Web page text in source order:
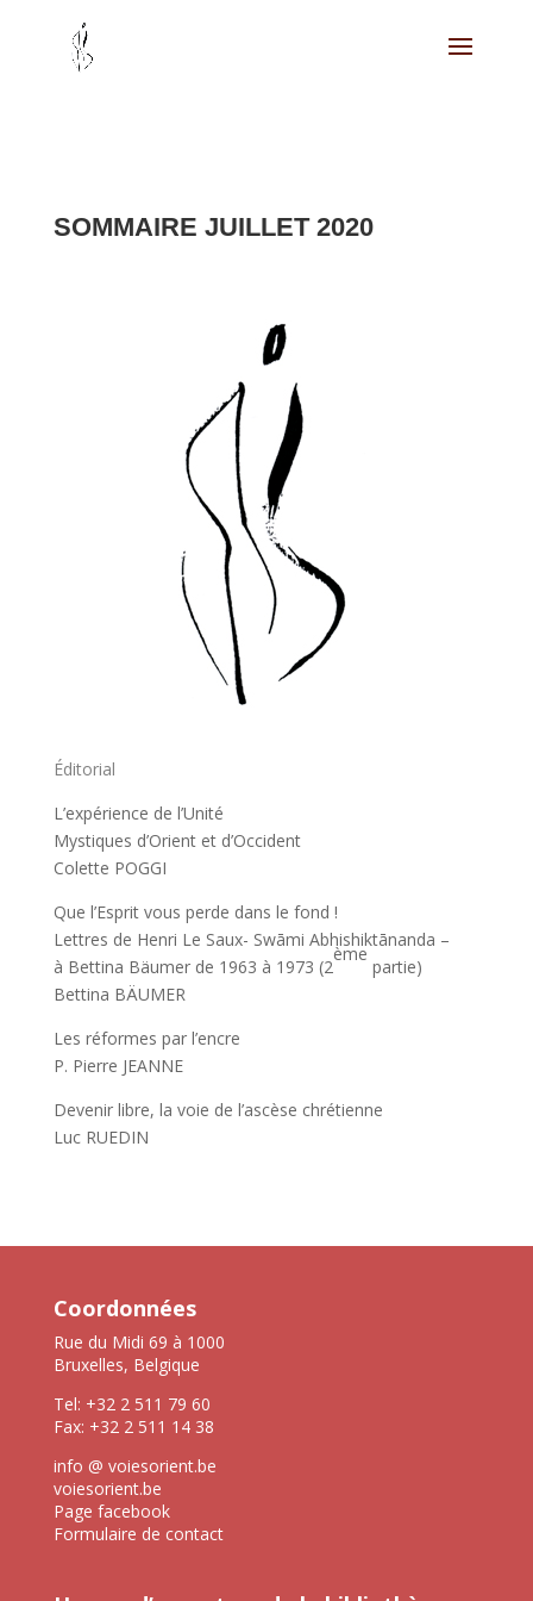
SOMMAIRE JUILLET 2020
Éditorial
L’expérience de l’Unité
Mystiques d’Orient et d’Occident
Colette POGGI
Que l’Esprit vous perde dans le fond !
Lettres de Henri Le Saux- Swāmi Abhishiktānanda –
à Bettina Bäumer de 1963 à 1973 (2
ème
partie)
Bettina BÄUMER
Les réformes par l’encre
P. Pierre JEANNE
Devenir libre, la voie de l’ascèse chrétienne
Luc RUEDIN
Coordonnées
Rue du Midi 69 à 1000
Bruxelles, Belgique
Tel: +32 2 511 79 60
Fax: +32 2 511 14 38
info @ voiesorient.be
voiesorient.be
Page facebook
Formulaire de contact